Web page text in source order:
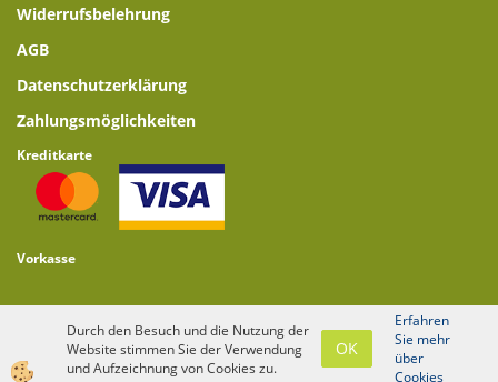
Widerrufsbelehrung
AGB
Datenschutzerklärung
Zahlungsmöglichkeiten
Kreditkarte
Vorkasse
website design
Durch den Besuch und die Nutzung der
Website stimmen Sie der Verwendung
und Aufzeichnung von Cookies zu.
OK
Erfahren
Sie mehr
über
Cookies